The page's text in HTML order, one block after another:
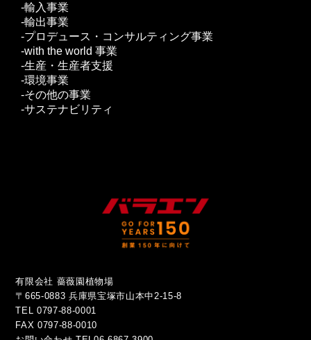
輸入事業
輸出事業
プロデュース・コンサルティング事業
with the world 事業
生産・生産者支援
環境事業
その他の事業
サステナビリティ
有限会社 薔薇園植物場
〒665-0883 兵庫県宝塚市山本中2-15-8
TEL 0797-88-0001
FAX 0797-88-0010